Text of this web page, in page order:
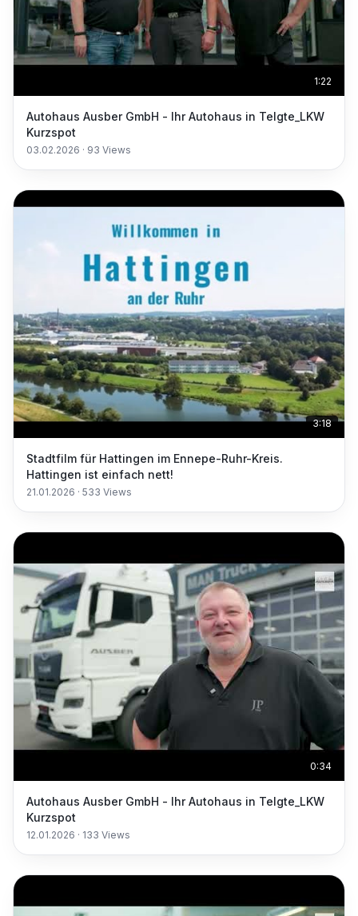
1:22
Autohaus Ausber GmbH - Ihr Autohaus in Telgte_LKW
Kurzspot
03.02.2026 · 93 Views
3:18
Stadtfilm für Hattingen im Ennepe-Ruhr-Kreis.
Hattingen ist einfach nett!
21.01.2026 · 533 Views
0:34
Autohaus Ausber GmbH - Ihr Autohaus in Telgte_LKW
Kurzspot
12.01.2026 · 133 Views